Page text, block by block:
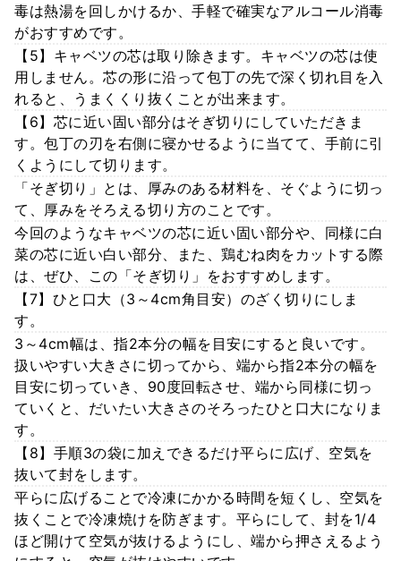
毒は熱湯を回しかけるか、手軽で確実なアルコール消毒
がおすすめです。
【5】キャベツの芯は取り除きます。キャベツの芯は使
用しません。芯の形に沿って包丁の先で深く切れ目を入
れると、うまくくり抜くことが出来ます。
【6】芯に近い固い部分はそぎ切りにしていただきま
す。包丁の刃を右側に寝かせるように当てて、手前に引
くようにして切ります。
「そぎ切り」とは、厚みのある材料を、そぐように切っ
て、厚みをそろえる切り方のことです。
今回のようなキャベツの芯に近い固い部分や、同様に白
菜の芯に近い白い部分、また、鶏むね肉をカットする際
は、ぜひ、この「そぎ切り」をおすすめします。
【7】ひと口大（3～4cm角目安）のざく切りにしま
す。
3～4cm幅は、指2本分の幅を目安にすると良いです。
扱いやすい大きさに切ってから、端から指2本分の幅を
目安に切っていき、90度回転させ、端から同様に切っ
ていくと、だいたい大きさのそろったひと口大になりま
す。
【8】手順3の袋に加えできるだけ平らに広げ、空気を
抜いて封をします。
平らに広げることで冷凍にかかる時間を短くし、空気を
抜くことで冷凍焼けを防ぎます。平らにして、封を1/4
ほど開けて空気が抜けるようにし、端から押さえるよう